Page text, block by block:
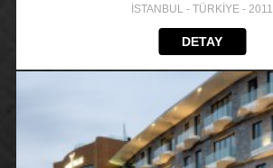
İSTANBUL - TÜRKİYE - 2011
DETAY